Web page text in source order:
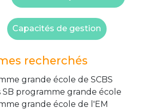
Capacités de gestion
recherchés
grande école de SCBS
programme grande école
grande école de l'EM